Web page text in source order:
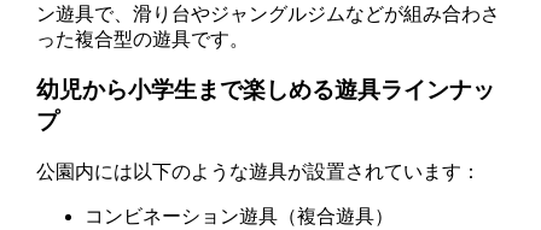
ン遊具で、滑り台やジャングルジムなどが組み合わさ
った複合型の遊具です。
幼児から小学生まで楽しめる遊具ラインナッ
プ
公園内には以下のような遊具が設置されています：
コンビネーション遊具（複合遊具）